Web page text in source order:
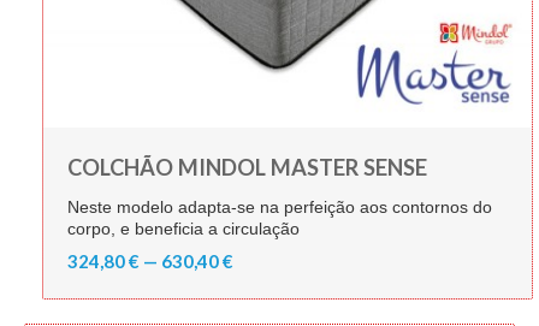
COLCHÃO MINDOL MASTER SENSE
Neste modelo adapta-se na perfeição aos contornos do
corpo, e beneficia a circulação
324,80 € — 630,40 €